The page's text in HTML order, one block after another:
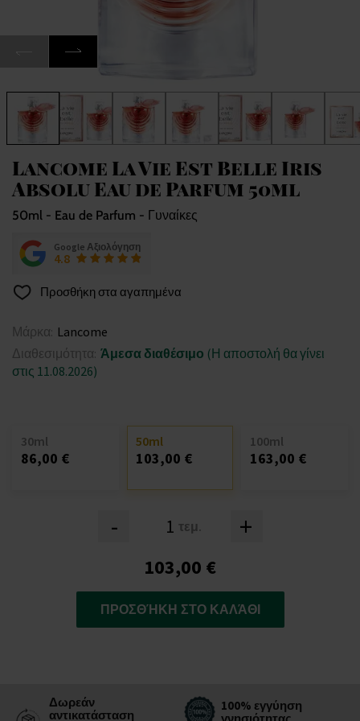
Lancome La Vie Est Belle Iris
Absolu Eau de Parfum 50ml
50ml - Eau de Parfum - Γυναίκες
Google Αξιολόγηση
4.8
Προσθήκη στα αγαπημένα
Μάρκα: Lancome
Διαθεσιμότητα: Άμεσα διαθέσιμο (Η αποστολή θα γίνει
στις 11.08.2026)
- τεμ. +
30ml
86,00 €
50ml
103,00 €
100ml
163,00 €
103,00 €
ΠΡΟΣΘΉΚΗ ΣΤΟ ΚΑΛΆΘΙ
Δωρεάν
αντικατάσταση
100% εγγύηση